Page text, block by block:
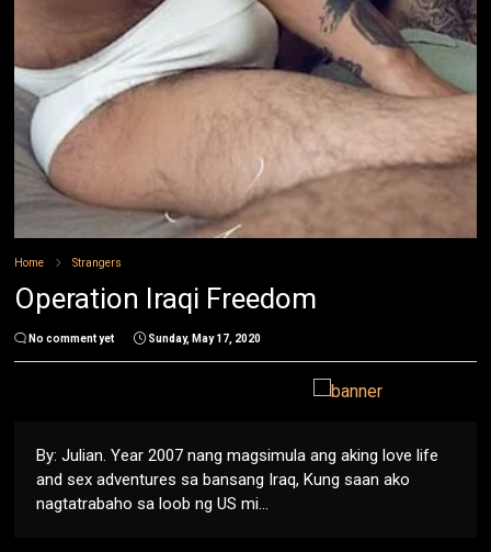
Home Strangers
Operation Iraqi Freedom
No comment yet Sunday, May 17, 2020
By: Julian. Year 2007 nang magsimula ang aking love life
and sex adventures sa bansang Iraq, Kung saan ako
nagtatrabaho sa loob ng US mi...